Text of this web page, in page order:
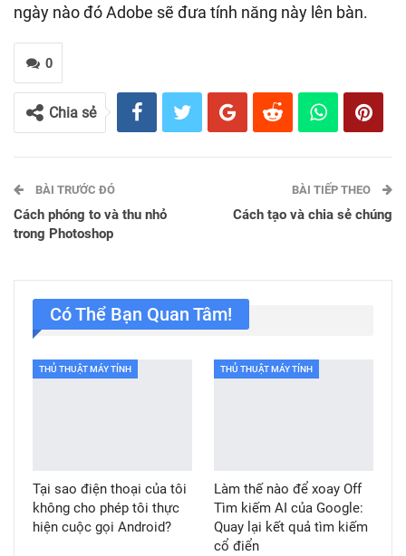
ngày nào đó Adobe sẽ đưa tính năng này lên bàn.
0
Chia sẻ
BÀI TRƯỚC ĐÓ
Cách phóng to và thu nhỏ
trong Photoshop
BÀI TIẾP THEO
Cách tạo và chia sẻ chúng
Có Thể Bạn Quan Tâm!
THỦ THUẬT MÁY TÍNH
Tại sao điện thoại của tôi
không cho phép tôi thực
hiện cuộc gọi Android?
THỦ THUẬT MÁY TÍNH
Làm thế nào để xoay Off
Tìm kiếm AI của Google:
Quay lại kết quả tìm kiếm
cổ điển